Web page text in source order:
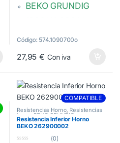
BEKO GRUNDIG
1800 W, 230 V
ancho: 203 mm
Brida: 70 x 24 mm
C00897955
Código: 574.1090700o
27,95€ Con iva
COMPATIBLE
Resistencias Horno, Resistencias
horno BEKO GRUNDIG
Resistencia Inferior Horno
BEKO 262900002
(0)